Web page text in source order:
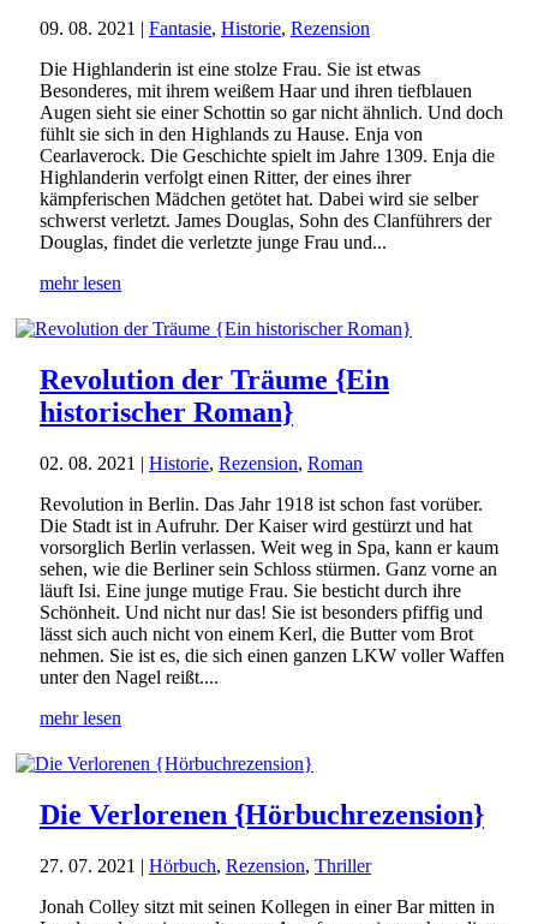
09. 08. 2021 | Fantasie, Historie, Rezension
Die Highlanderin ist eine stolze Frau. Sie ist etwas
Besonderes, mit ihrem weißem Haar und ihren tiefblauen
Augen sieht sie einer Schottin so gar nicht ähnlich. Und doch
fühlt sie sich in den Highlands zu Hause. Enja von
Cearlaverock. Die Geschichte spielt im Jahre 1309. Enja die
Highlanderin verfolgt einen Ritter, der eines ihrer
kämpferischen Mädchen getötet hat. Dabei wird sie selber
schwerst verletzt. James Douglas, Sohn des Clanführers der
Douglas, findet die verletzte junge Frau und...
mehr lesen
Revolution der Träume {Ein
historischer Roman}
02. 08. 2021 | Historie, Rezension, Roman
Revolution in Berlin. Das Jahr 1918 ist schon fast vorüber.
Die Stadt ist in Aufruhr. Der Kaiser wird gestürzt und hat
vorsorglich Berlin verlassen. Weit weg in Spa, kann er kaum
sehen, wie die Berliner sein Schloss stürmen. Ganz vorne an
läuft Isi. Eine junge mutige Frau. Sie besticht durch ihre
Schönheit. Und nicht nur das! Sie ist besonders pfiffig und
lässt sich auch nicht von einem Kerl, die Butter vom Brot
nehmen. Sie ist es, die sich einen ganzen LKW voller Waffen
unter den Nagel reißt....
mehr lesen
Die Verlorenen {Hörbuchrezension}
27. 07. 2021 | Hörbuch, Rezension, Thriller
Jonah Colley sitzt mit seinen Kollegen in einer Bar mitten in